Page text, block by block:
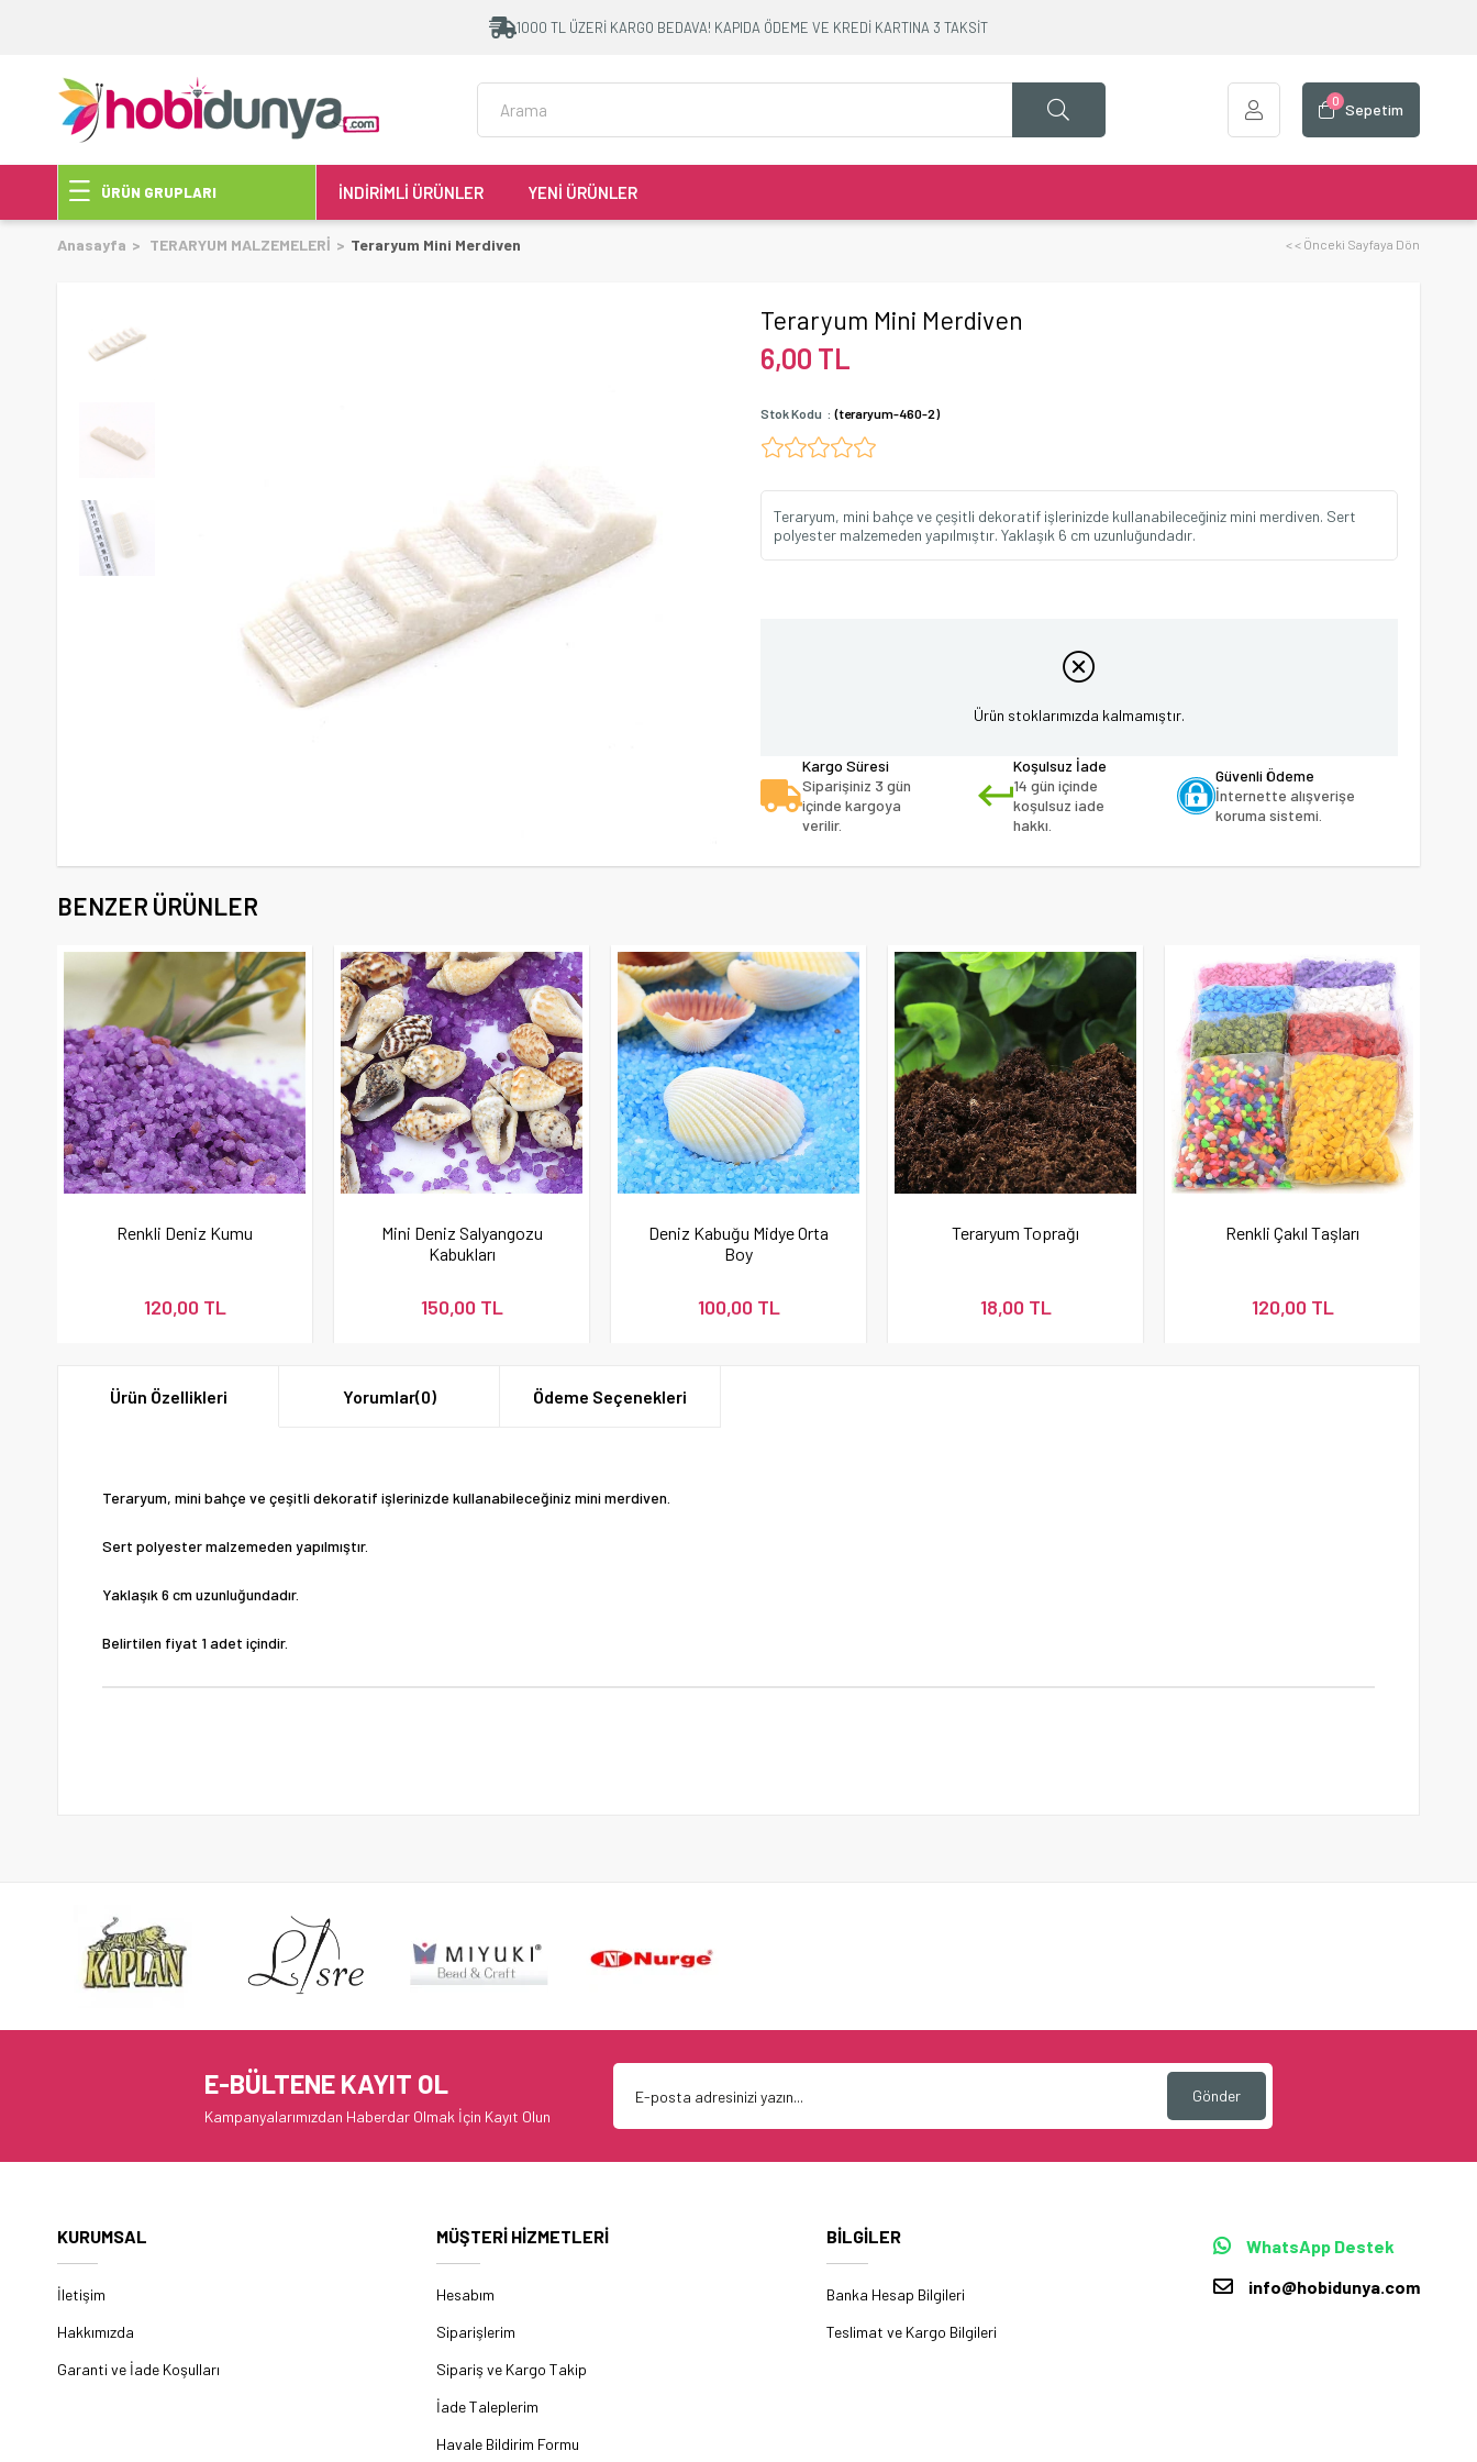
1000 TL ÜZERİ KARGO BEDAVA! KAPIDA ÖDEME VE KREDİ KARTINA 3 TAKSİT
Sepetim
0
ÜRÜN GRUPLARI İNDİRİMLİ ÜRÜNLER YENİ ÜRÜNLER
Anasayfa TERARYUM MALZEMELERİ Teraryum Mini Merdiven < < Önceki Sayfaya Dön
Teraryum Mini Merdiven
6,00 TL
Stok Kodu (teraryum-460-2)
Teraryum, mini bahçe ve çeşitli dekoratif işlerinizde kullanabileceğiniz mini merdiven. Sert
polyester malzemeden yapılmıştır. Yaklaşık 6 cm uzunluğundadır.
Ürün stoklarımızda kalmamıştır.
Kargo Süresi
Siparişiniz 3 gün
içinde kargoya
verilir.
Koşulsuz İade
14 gün içinde
koşulsuz iade
hakkı.
Güvenli Ödeme
İnternette alışverişe
koruma sistemi.
BENZER ÜRÜNLER
Renkli Deniz Kumu
120,00 TL
Mini Deniz Salyangozu
Kabukları
150,00 TL
Deniz Kabuğu Midye Orta
Boy
100,00 TL
Teraryum Toprağı
18,00 TL
Renkli Çakıl Taşları
120,00 TL
Ürün Özellikleri Yorumlar(0) Ödeme Seçenekleri
Teraryum, mini bahçe ve çeşitli dekoratif işlerinizde kullanabileceğiniz mini merdiven.
Sert polyester malzemeden yapılmıştır.
Yaklaşık 6 cm uzunluğundadır.
Belirtilen fiyat 1 adet içindir.
E-BÜLTENE KAYIT OL
Kampanyalarımızdan Haberdar Olmak İçin Kayıt Olun
Gönder
KURUMSAL
İletişim
Hakkımızda
Garanti ve İade Koşulları
MÜŞTERİ HİZMETLERİ
Hesabım
Siparişlerim
Sipariş ve Kargo Takip
İade Taleplerim
Havale Bildirim Formu
BİLGİLER
Banka Hesap Bilgileri
Teslimat ve Kargo Bilgileri
WhatsApp Destek
info@hobidunya.com